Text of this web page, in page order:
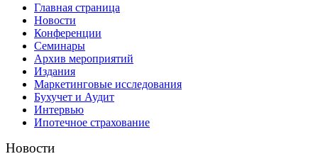
Главная страница
Новости
Конференции
Семинары
Архив мероприятий
Издания
Маркетинговые исследования
Бухучет и Аудит
Интервью
Ипотечное страхование
Новости